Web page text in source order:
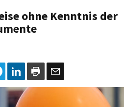
ohne Kenntnis der